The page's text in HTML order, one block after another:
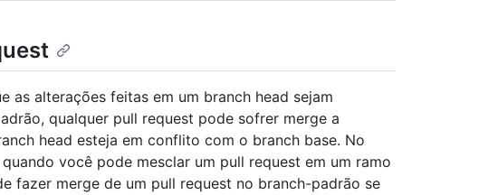
as alterações feitas em um branch head sejam
qualquer pull request pode sofrer merge a
head esteja em conflito com o branch base. No
você pode mesclar um pull request em um ramo
fazer merge de um pull request no branch-padrão se